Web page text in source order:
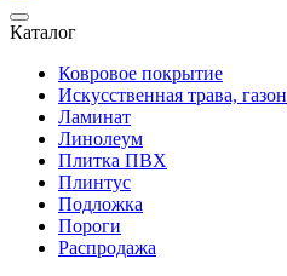
Каталог
Ковровое покрытие
Искусственная трава, газон
Ламинат
Линолеум
Плитка ПВХ
Плинтус
Подложка
Пороги
Распродажа